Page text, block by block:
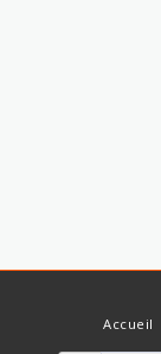
Accueil